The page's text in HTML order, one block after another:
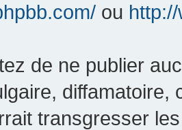
ou
de ne publier
diffamatoire,
transgresser